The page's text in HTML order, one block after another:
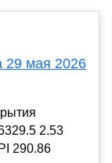
29 мая 2026
2.53
290.86